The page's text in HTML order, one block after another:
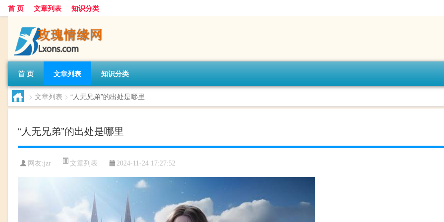
首 页 文章列表 知识分类
首 页 文章列表 知识分类
> 文章列表 > “人无兄弟”的出处是哪里
“人无兄弟”的出处是哪里
网友:jzr 文章列表 2024-11-24 17:27:52